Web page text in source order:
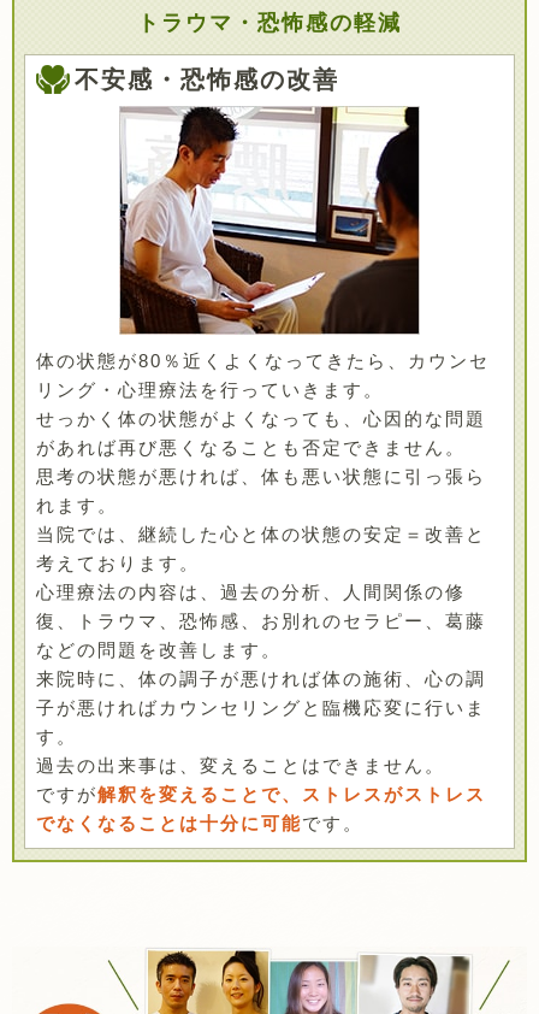
トラウマ・恐怖感の軽減
不安感・恐怖感の改善
体の状態が80％近くよくなってきたら、カウンセ
リング・心理療法を行っていきます。
せっかく体の状態がよくなっても、心因的な問題
があれば再び悪くなることも否定できません。
思考の状態が悪ければ、体も悪い状態に引っ張ら
れます。
当院では、継続した心と体の状態の安定＝改善と
考えております。
心理療法の内容は、過去の分析、人間関係の修
復、トラウマ、恐怖感、お別れのセラピー、葛藤
などの問題を改善します。
来院時に、体の調子が悪ければ体の施術、心の調
子が悪ければカウンセリングと臨機応変に行いま
す。
過去の出来事は、変えることはできません。
ですが解釈を変えることで、ストレスがストレス
でなくなることは十分に可能です。